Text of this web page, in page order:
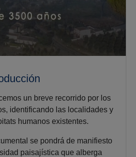
un breve recorrido por los
identificando las localidades y
humanos existentes.
se pondrá de manifiesto
paisajística que alberga